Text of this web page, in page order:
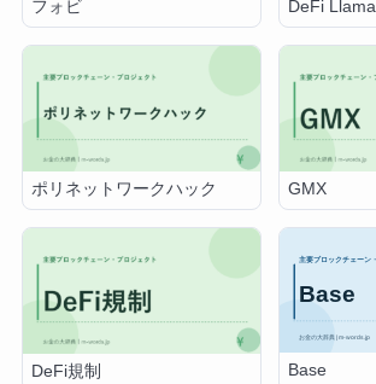
フォビ DeFi Llama
ポリネットワークハック GMX
DeFi規制 Base